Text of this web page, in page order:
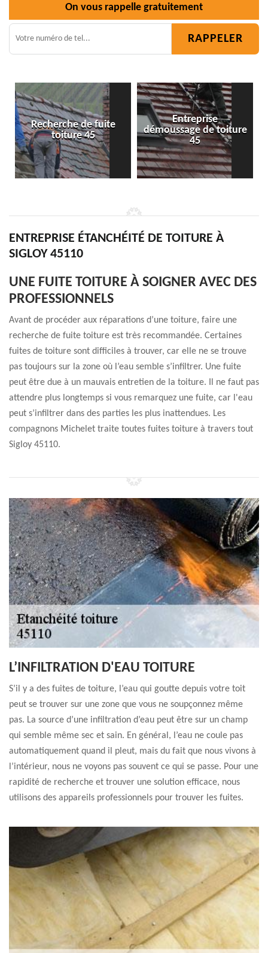
On vous rappelle gratuitement
fuite
Entreprise
démoussage de toiture
45
Isolation toiture 45
ENTREPRISE ÉTANCHÉITÉ DE TOITURE À
SIGLOY 45110
UNE FUITE TOITURE À SOIGNER AVEC DES
PROFESSIONNELS
Avant de procéder aux réparations d’une toiture, faire une
recherche de fuite toiture est très recommandée. Certaines
fuites de toiture sont difficiles à trouver, car elle ne se trouve
pas toujours sur la zone où l’eau semble s’infiltrer. Une fuite
peut être due à un mauvais entretien de la toiture. Il ne faut pas
attendre plus longtemps si vous remarquez une fuite, car l'eau
peut s’infiltrer dans des parties les plus inattendues. Les
compagnons Michelet traite toutes fuites toiture à travers tout
Sigloy 45110.
L’INFILTRATION D'EAU TOITURE
S’il y a des fuites de toiture, l’eau qui goutte depuis votre toit
peut se trouver sur une zone que vous ne soupçonnez même
pas. La source d’une infiltration d’eau peut être sur un champ
qui semble même sec et sain. En général, l’eau ne coule pas
automatiquement quand il pleut, mais du fait que nous vivons à
l’intérieur, nous ne voyons pas souvent ce qui se passe. Pour une
rapidité de recherche et trouver une solution efficace, nous
utilisons des appareils professionnels pour trouver les fuites.